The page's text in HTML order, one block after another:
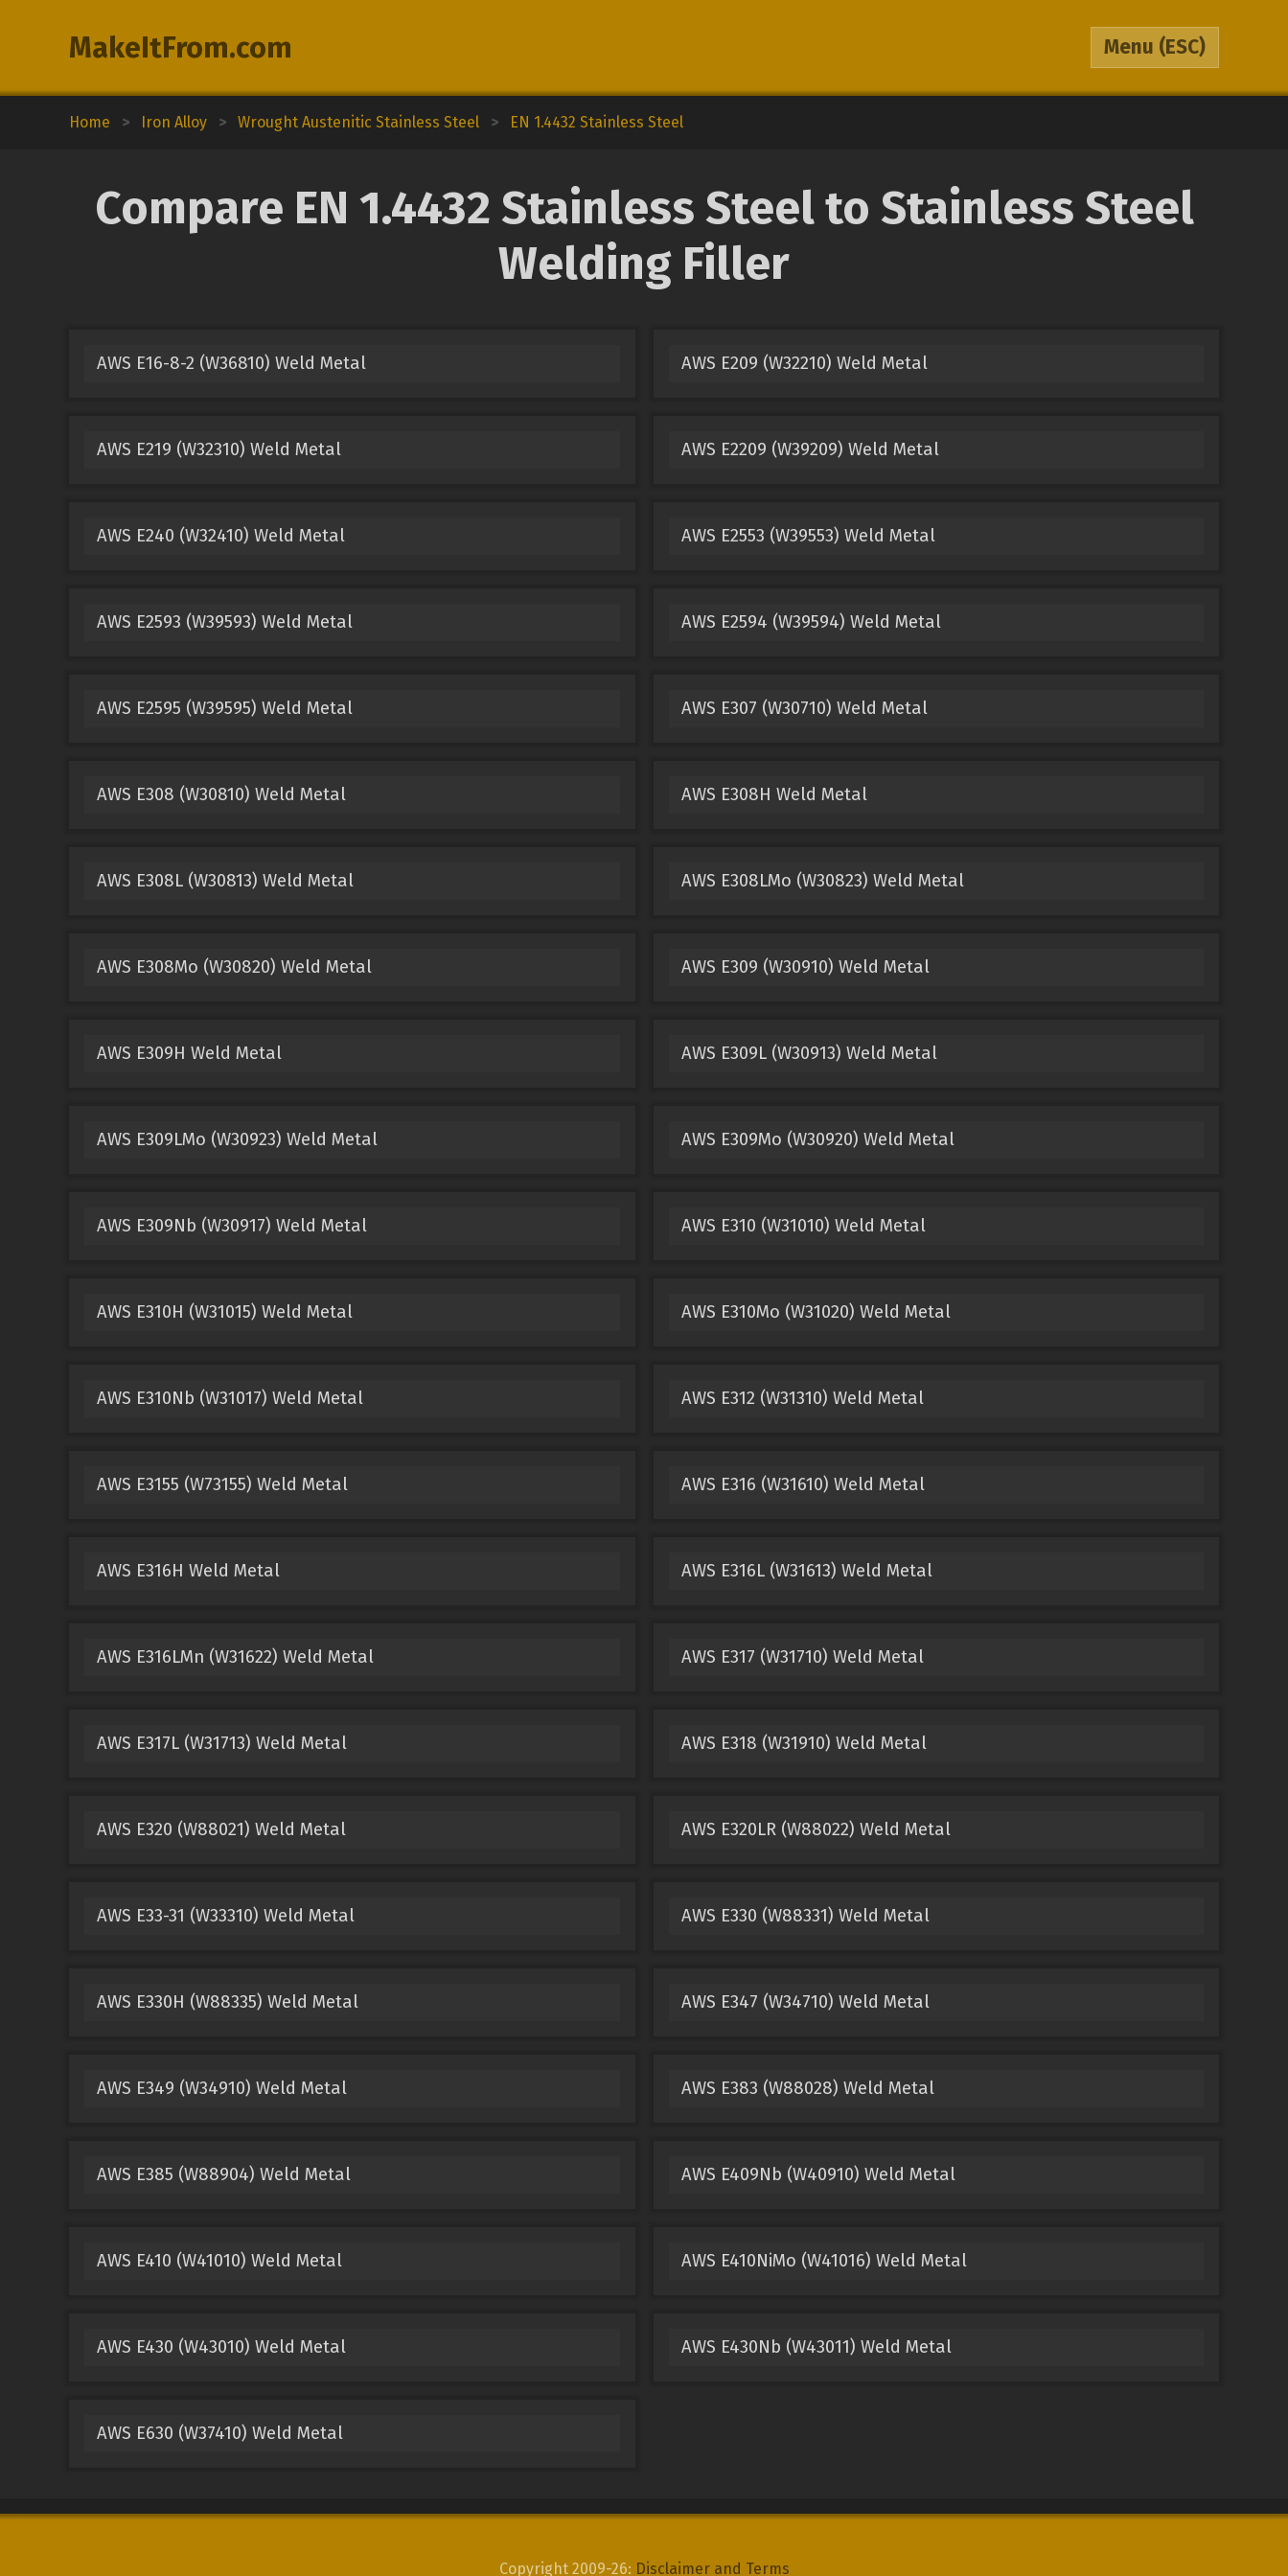
MakeItFrom.com Menu (ESC)
Home > Iron Alloy > Wrought Austenitic Stainless Steel > EN 1.4432 Stainless Steel
Compare EN 1.4432 Stainless Steel to Stainless Steel
Welding Filler
AWS E16-8-2 (W36810) Weld Metal AWS E209 (W32210) Weld Metal
AWS E219 (W32310) Weld Metal AWS E2209 (W39209) Weld Metal
AWS E240 (W32410) Weld Metal AWS E2553 (W39553) Weld Metal
AWS E2593 (W39593) Weld Metal AWS E2594 (W39594) Weld Metal
AWS E2595 (W39595) Weld Metal AWS E307 (W30710) Weld Metal
AWS E308 (W30810) Weld Metal AWS E308H Weld Metal
AWS E308L (W30813) Weld Metal AWS E308LMo (W30823) Weld Metal
AWS E308Mo (W30820) Weld Metal AWS E309 (W30910) Weld Metal
AWS E309H Weld Metal AWS E309L (W30913) Weld Metal
AWS E309LMo (W30923) Weld Metal AWS E309Mo (W30920) Weld Metal
AWS E309Nb (W30917) Weld Metal AWS E310 (W31010) Weld Metal
AWS E310H (W31015) Weld Metal AWS E310Mo (W31020) Weld Metal
AWS E310Nb (W31017) Weld Metal AWS E312 (W31310) Weld Metal
AWS E3155 (W73155) Weld Metal AWS E316 (W31610) Weld Metal
AWS E316H Weld Metal AWS E316L (W31613) Weld Metal
AWS E316LMn (W31622) Weld Metal AWS E317 (W31710) Weld Metal
AWS E317L (W31713) Weld Metal AWS E318 (W31910) Weld Metal
AWS E320 (W88021) Weld Metal AWS E320LR (W88022) Weld Metal
AWS E33-31 (W33310) Weld Metal AWS E330 (W88331) Weld Metal
AWS E330H (W88335) Weld Metal AWS E347 (W34710) Weld Metal
AWS E349 (W34910) Weld Metal AWS E383 (W88028) Weld Metal
AWS E385 (W88904) Weld Metal AWS E409Nb (W40910) Weld Metal
AWS E410 (W41010) Weld Metal AWS E410NiMo (W41016) Weld Metal
AWS E430 (W43010) Weld Metal AWS E430Nb (W43011) Weld Metal
AWS E630 (W37410) Weld Metal
Copyright 2009-26: Disclaimer and Terms